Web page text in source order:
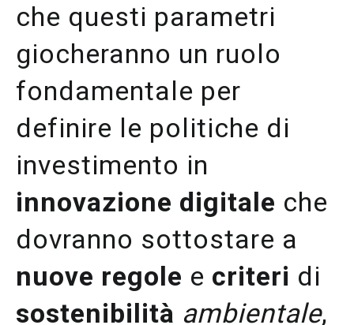
che questi parametri
giocheranno un ruolo
fondamentale per
definire le politiche di
investimento in
innovazione digitale che
dovranno sottostare a
nuove regole e criteri di
sostenibilità ambientale,